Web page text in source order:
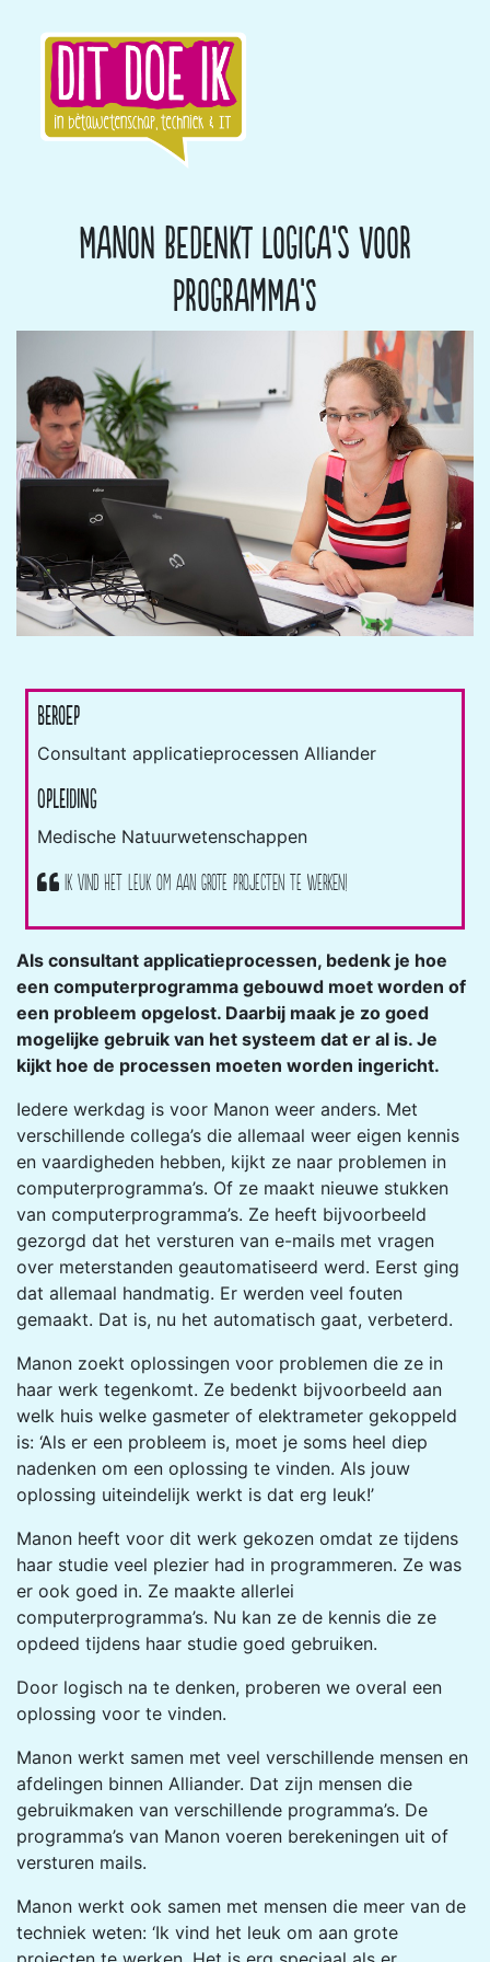
Manon bedenkt logica’s voor
programma’s
Beroep
Consultant applicatieprocessen Alliander
Opleiding
Medische Natuurwetenschappen
Ik vind het leuk om aan grote projecten te werken!
Als consultant applicatieprocessen, bedenk je hoe
een computerprogramma gebouwd moet worden of
een probleem opgelost. Daarbij maak je zo goed
mogelijke gebruik van het systeem dat er al is. Je
kijkt hoe de processen moeten worden ingericht.
Iedere werkdag is voor Manon weer anders. Met
verschillende collega’s die allemaal weer eigen kennis
en vaardigheden hebben, kijkt ze naar problemen in
computerprogramma’s. Of ze maakt nieuwe stukken
van computerprogramma’s. Ze heeft bijvoorbeeld
gezorgd dat het versturen van e-mails met vragen
over meterstanden geautomatiseerd werd. Eerst ging
dat allemaal handmatig. Er werden veel fouten
gemaakt. Dat is, nu het automatisch gaat, verbeterd.
Manon zoekt oplossingen voor problemen die ze in
haar werk tegenkomt. Ze bedenkt bijvoorbeeld aan
welk huis welke gasmeter of elektrameter gekoppeld
is: ‘Als er een probleem is, moet je soms heel diep
nadenken om een oplossing te vinden. Als jouw
oplossing uiteindelijk werkt is dat erg leuk!’
Manon heeft voor dit werk gekozen omdat ze tijdens
haar studie veel plezier had in programmeren. Ze was
er ook goed in. Ze maakte allerlei
computerprogramma’s. Nu kan ze de kennis die ze
opdeed tijdens haar studie goed gebruiken.
Door logisch na te denken, proberen we overal een
oplossing voor te vinden.
Manon werkt samen met veel verschillende mensen en
afdelingen binnen Alliander. Dat zijn mensen die
gebruikmaken van verschillende programma’s. De
programma’s van Manon voeren berekeningen uit of
versturen mails.
Manon werkt ook samen met mensen die meer van de
techniek weten: ‘Ik vind het leuk om aan grote